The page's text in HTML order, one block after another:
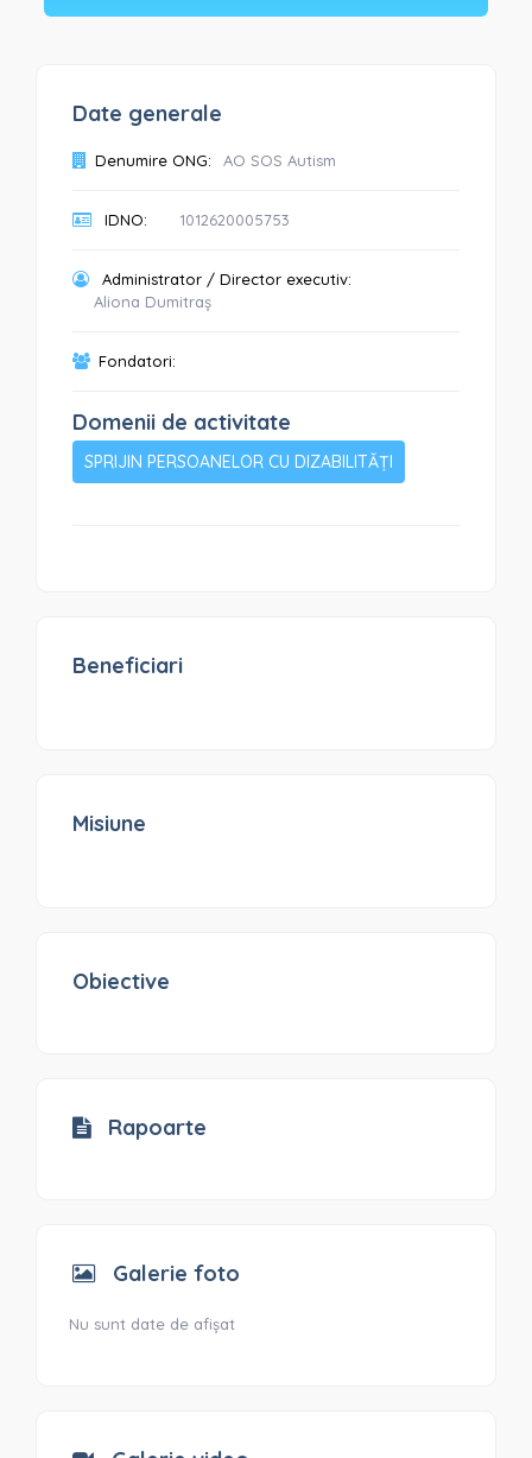
Date generale
Denumire ONG: AO SOS Autism
IDNO: 1012620005753
Administrator / Director executiv:
Aliona Dumitraș
Fondatori:
Domenii de activitate
SPRIJIN PERSOANELOR CU DIZABILITĂȚI
Beneficiari
Misiune
Obiective
Rapoarte
Galerie foto
Nu sunt date de afișat